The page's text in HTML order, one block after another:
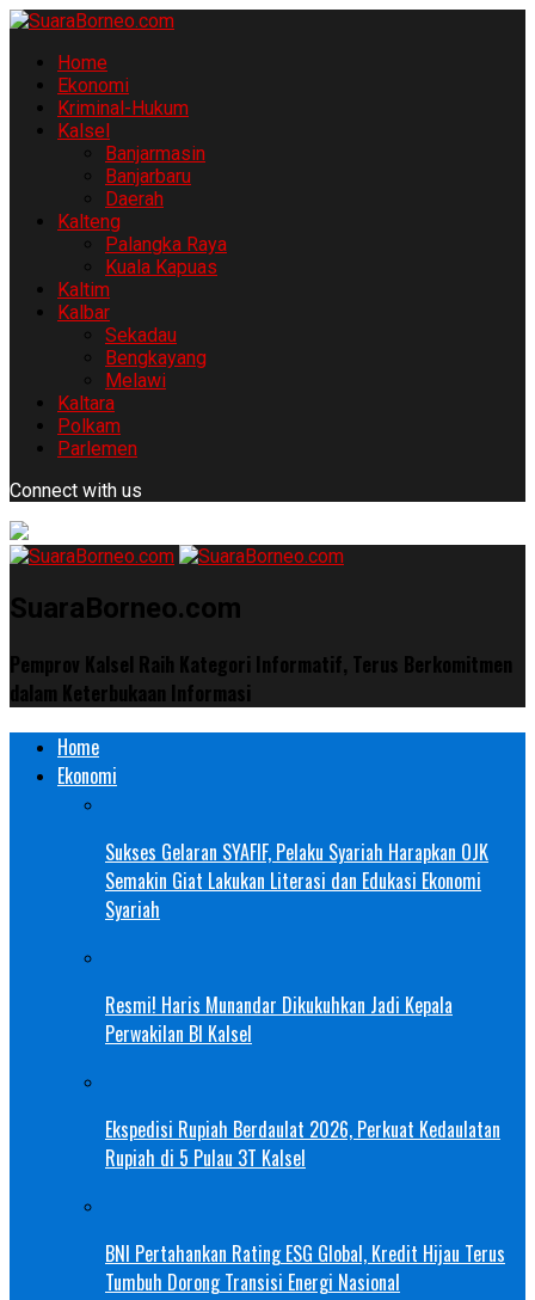
Home
Ekonomi
Kriminal-Hukum
Kalsel
Banjarmasin
Banjarbaru
Daerah
Kalteng
Palangka Raya
Kuala Kapuas
Kaltim
Kalbar
Sekadau
Bengkayang
Melawi
Kaltara
Polkam
Parlemen
Connect with us
SuaraBorneo.com
Pemprov Kalsel Raih Kategori Informatif, Terus Berkomitmen
dalam Keterbukaan Informasi
Home
Ekonomi
Sukses Gelaran SYAFIF, Pelaku Syariah Harapkan OJK
Semakin Giat Lakukan Literasi dan Edukasi Ekonomi
Syariah
Resmi! Haris Munandar Dikukuhkan Jadi Kepala
Perwakilan BI Kalsel
Ekspedisi Rupiah Berdaulat 2026, Perkuat Kedaulatan
Rupiah di 5 Pulau 3T Kalsel
BNI Pertahankan Rating ESG Global, Kredit Hijau Terus
Tumbuh Dorong Transisi Energi Nasional